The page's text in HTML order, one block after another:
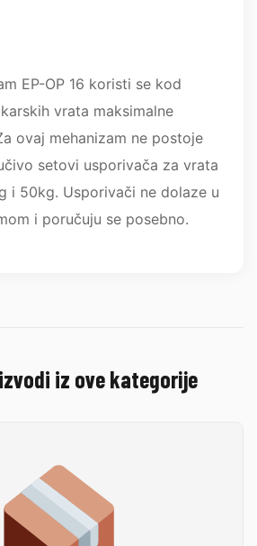
EP-OP 16 koristi se kod
vrata maksimalne
ovaj mehanizam ne postoje
setovi usporivača za vrata
i 50kg. Usporivači ne dolaze u
i poručuju se posebno.
iz ove kategorije